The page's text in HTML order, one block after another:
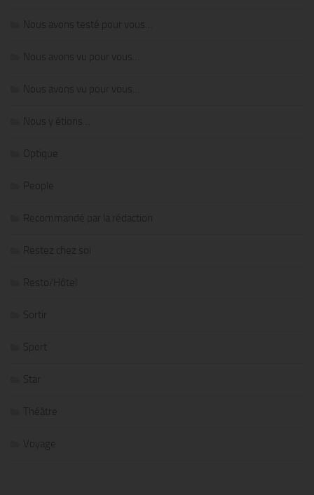
Nous avons testé pour vous…
Nous avons vu pour vous…
Nous avons vu pour vous…
Nous y étions…
Optique
People
Recommandé par la rédaction
Restez chez soi
Resto/Hôtel
Sortir
Sport
Star
Théâtre
Voyage